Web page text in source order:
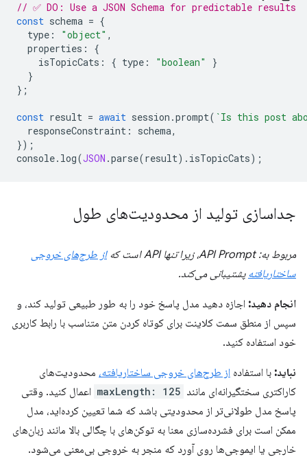
// ✅ DO: Use a JSON Schema for predictable results
const schema = {
type : "object" ,
properties :
{
isTopicCats : { type : "boolean"
}
}
};
const result = await session .prompt( `Is this post
responseConstraint : schema,
});
console. log(JSON .parse(result). isTopicCats);
جداسازی تولید از محدودیت‌های طول
مربوط به: API Prompt، زیرا تنها API است که
از طرح‌های خروجی
ساختاریافته پشتیبانی می‌کند.
انجام دهید: اجازه دهید مدل پاسخ خود را به طور طبیعی تولید کند، و
سپس از منطق سمت کلاینت برای کوتاه کردن متن متناسب با رابط کاربری
خود استفاده کنید.
نباید: با استفاده از طرح‌های خروجی ساختاریافته، محدودیت‌های
کاراکتری سختگیرانه‌ای مانند maxLength: 125 اعمال کنید. وقتی
پاسخ مدل طولانی‌تر از محدودیتی باشد که شما تعیین کرده‌اید، مدل
ممکن است برای فشرده‌سازی معنا به توکن‌های با چگالی بالا مانند زبان‌های
خارجی یا ایموجی‌ها روی آورد که منجر به خروجی بی‌معنی می‌شود.